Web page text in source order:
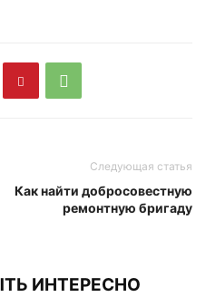
Следующая статья
Как найти добросовестную
ремонтную бригаду
ИНТЕРЕСНО